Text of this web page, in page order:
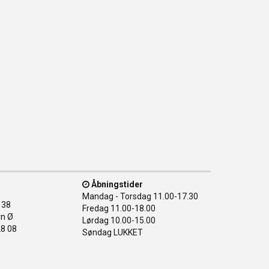
Ø
08
Åbningstider
Mandag - Torsdag 11.00-17.30
Fredag 11.00-18.00
Lørdag 10.00-15.00
Søndag LUKKET